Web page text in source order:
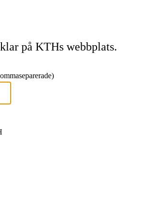
på KTHs webbplats.